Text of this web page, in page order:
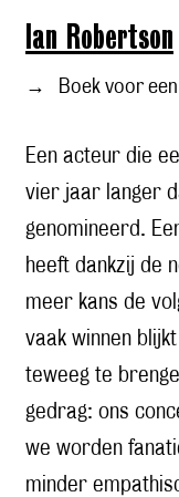
Ian Robertson
→ Boek voor
Een acteur die
vier jaar langer
genomineerd.
heeft dankzij de
meer kans de
vaak winnen
teweeg te
gedrag: ons
we worden
minder